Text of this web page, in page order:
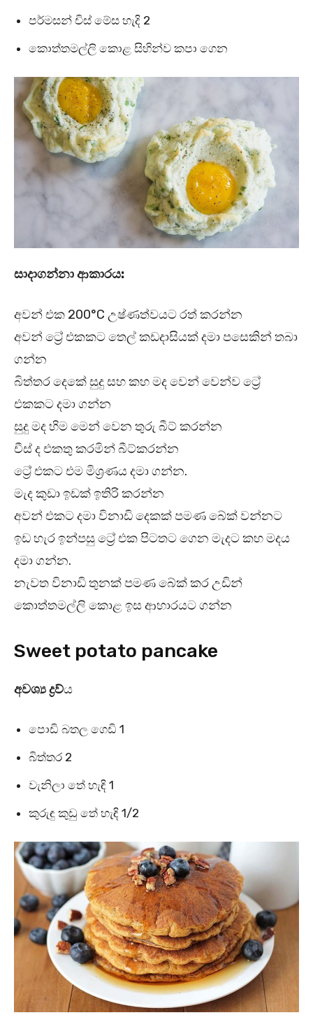
පර්මසන් චිස් මේස හැදි 2
කොත්තමල්ලි කොළ සිහින්ව කපා ගෙන
සාදාගන්නා ආකාරය:
අවන් එක 200°C උෂ්ණත්වයට රත් කරන්න
අවන් ට්‍රේ එකකට තෙල් කඩදාසියක් දමා පසෙකින් තබා
ගන්න
බිත්තර දෙකේ සුදු සහ කහ මද වෙන් වෙන්ව ට්‍රේ
එකකට දමා ගන්න
සුදු මද හිම මෙන් වෙන තුරු බීට් කරන්න
චීස් ද එකතු කරමින් බීට්කරන්න
ට්‍රේ එකට එම මිශ්‍රණය දමා ගන්න.
මැද කුඩා ඉඩක් ඉතිරි කරන්න
අවන් එකට දමා විනාඩි දෙකක් පමණ බේක් වන්නට
ඉඩ හැර ඉන්පසු ට්‍රේ එක පිටතට ගෙන මැදට කහ මදය
දමා ගන්න.
නැවත විනාඩි තුනක් පමණ බේක් කර උඩින්
කොත්තමල්ලි කොළ ඉස ආහාරයට ගන්න
Sweet potato pancake
අවශ්‍ය ද්‍රව්‍ය
පොඩි බතල ගෙඩි 1
බිත්තර 2
වැනිලා තේ හැඳි 1
කුරුඳු කුඩු තේ හැඳි 1/2